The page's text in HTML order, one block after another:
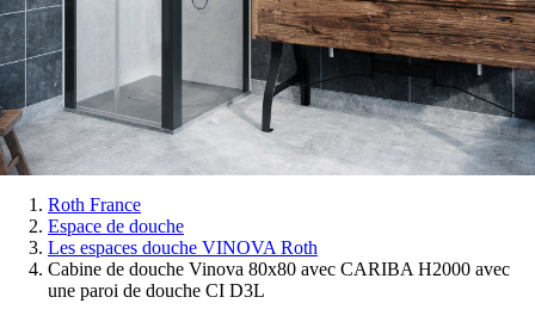
Vous
êtes
Roth France
Espace de douche
Les espaces douche VINOVA Roth
Cabine de douche Vinova 80x80 avec CARIBA H2000 avec
une paroi de douche CI D3L